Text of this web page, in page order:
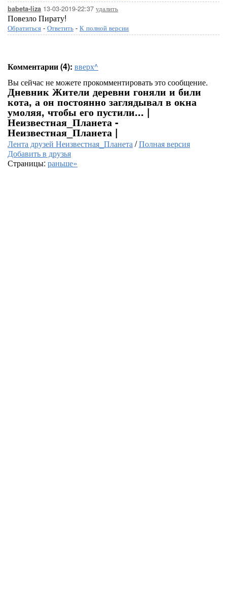
babeta-liza 13-03-2019-22:37 удалить
Повезло Пирату!
Обратиться - Ответить - К полной версии
Комментарии (4): вверх^
Вы сейчас не можете прокомментировать это сообщение.
Дневник Жители деревни гоняли и били
кота, а он постоянно заглядывал в окна
умоляя, чтобы его пустили... |
Неизвестная_Планета -
Неизвестная_Планета |
Лента друзей Неизвестная_Планета/Полная версия
Добавить в друзья
Страницы: раньше»